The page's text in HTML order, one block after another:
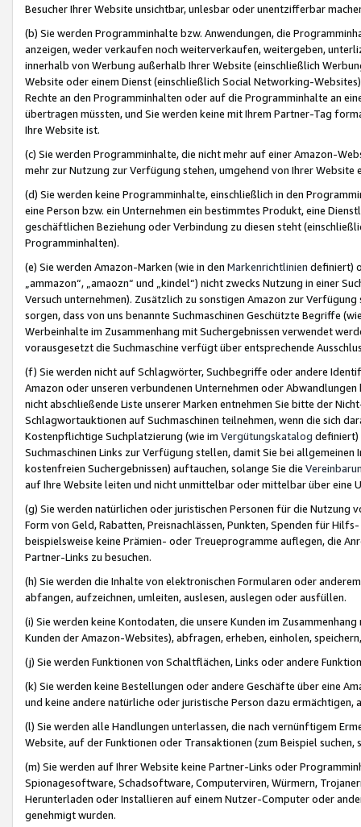
Besucher Ihrer Website unsichtbar, unlesbar oder unentzifferbar
(b) Sie werden Programminhalte bzw. Anwendungen, die
anzeigen, weder verkaufen noch weiterverkaufen, weitergeben,
innerhalb von Werbung außerhalb Ihrer Website (einschließlich
Website oder einem Dienst (einschließlich Social Networking-
Rechte an den Programminhalten oder auf die Programminhalte an
übertragen müssten, und Sie werden keine mit Ihrem Partner-Tag
Ihre Website ist.
(c) Sie werden Programminhalte, die nicht mehr auf einer Amazon-
mehr zur Nutzung zur Verfügung stehen, umgehend von Ihrer
(d) Sie werden keine Programminhalte, einschließlich in den
eine Person bzw. ein Unternehmen ein bestimmtes Produkt, eine
geschäftlichen Beziehung oder Verbindung zu diesen steht
Programminhalten).
(e) Sie werden Amazon-Marken (wie in den Markenrichtlinien definiert)
„ammazon“, „amaozn“ und „kindel“) nicht zwecks Nutzung in einer
Versuch unternehmen). Zusätzlich zu sonstigen Amazon zur
sorgen, dass von uns benannte Suchmaschinen Geschützte Begriffe
Werbeinhalte im Zusammenhang mit Suchergebnissen verwendet
vorausgesetzt die Suchmaschine verfügt über entsprechende
(f) Sie werden nicht auf Schlagwörter, Suchbegriffe oder andere
Amazon oder unseren verbundenen Unternehmen oder
nicht abschließende Liste unserer Marken entnehmen Sie bitte der
Schlagwortauktionen auf Suchmaschinen teilnehmen, wenn die sich
Kostenpflichtige Suchplatzierung (wie im Vergütungskatalog definiert)
Suchmaschinen Links zur Verfügung stellen, damit Sie bei
kostenfreien Suchergebnissen) auftauchen, solange Sie die
auf Ihre Website leiten und nicht unmittelbar oder mittelbar über eine
(g) Sie werden natürlichen oder juristischen Personen für die Nutzung
Form von Geld, Rabatten, Preisnachlässen, Punkten, Spenden für
beispielsweise keine Prämien- oder Treueprogramme auflegen, die
Partner-Links zu besuchen.
(h) Sie werden die Inhalte von elektronischen Formularen oder
abfangen, aufzeichnen, umleiten, auslesen, auslegen oder ausfüllen.
(i) Sie werden keine Kontodaten, die unsere Kunden im
Kunden der Amazon-Websites), abfragen, erheben, einholen,
(j) Sie werden Funktionen von Schaltflächen, Links oder andere
(k) Sie werden keine Bestellungen oder andere Geschäfte über eine
und keine andere natürliche oder juristische Person dazu
(l) Sie werden alle Handlungen unterlassen, die nach vernünftigem
Website, auf der Funktionen oder Transaktionen (zum Beispiel
(m) Sie werden auf Ihrer Website keine Partner-Links oder
Spionagesoftware, Schadsoftware, Computerviren, Würmern,
Herunterladen oder Installieren auf einem Nutzer-Computer oder
genehmigt wurden.